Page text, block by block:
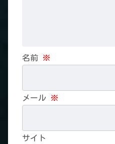
名前 ※
メール ※
サイト